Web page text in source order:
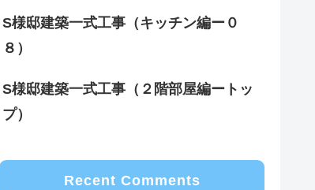
S様邸建築一式工事（キッチン編ー０
８）
S様邸建築一式工事（２階部屋編ートッ
プ）
Recent Comments